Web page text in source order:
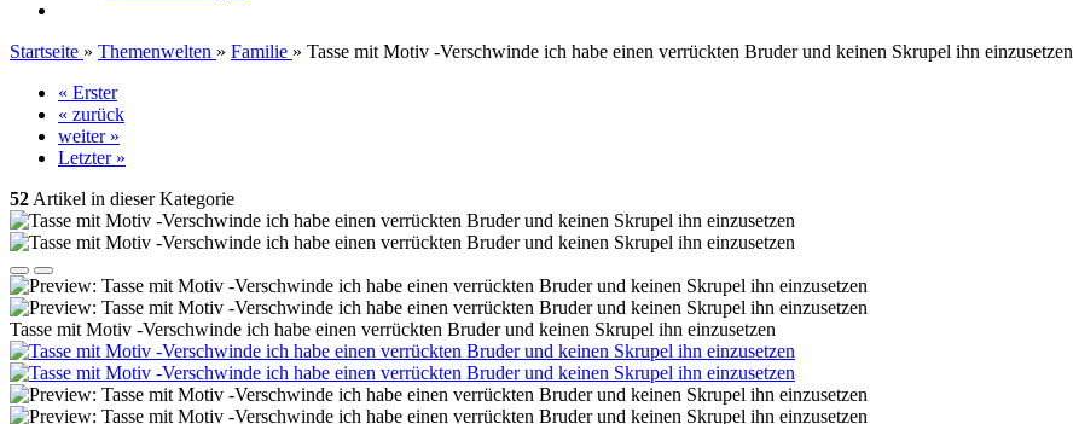
Startseite » Themenwelten » Familie » Tasse mit Motiv -Verschwinde ich habe einen verrückten Bruder und keinen Skrupel ihn einzusetzen
« Erster
« zurück
weiter »
Letzter »
52 Artikel in dieser Kategorie
Tasse mit Motiv -Verschwinde ich habe einen verrückten Bruder und keinen Skrupel ihn einzusetzen